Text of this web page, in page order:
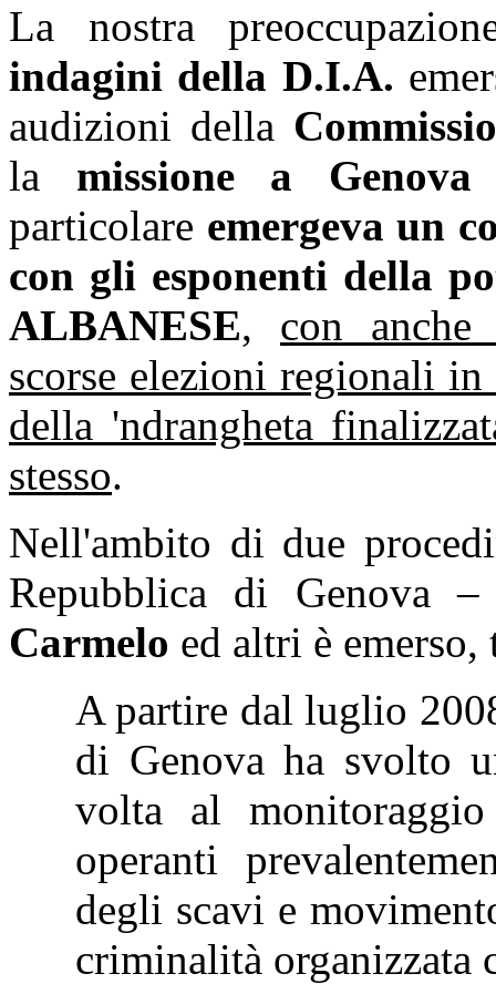
La nostra
indagini della D.I.A.
audizioni della
la missione a Genova
particolare emergeva un
con gli esponenti della
ALBANESE, con
scorse elezioni regionali
della 'ndrangheta
stesso.
Nell'ambito di due
Repubblica di
Carmelo ed altri è emerso,
A partire dal luglio
di Genova ha svolto
volta al
operanti
degli scavi e
criminalità organizzata